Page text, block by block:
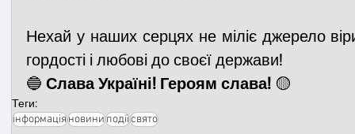
Нехай у наших серцях не міліє джерело
гордості і любові до своєї держави!
🔵 Слава Україні! Героям слава! 🟡
Теги:
інформаціяновиниподіїсвято